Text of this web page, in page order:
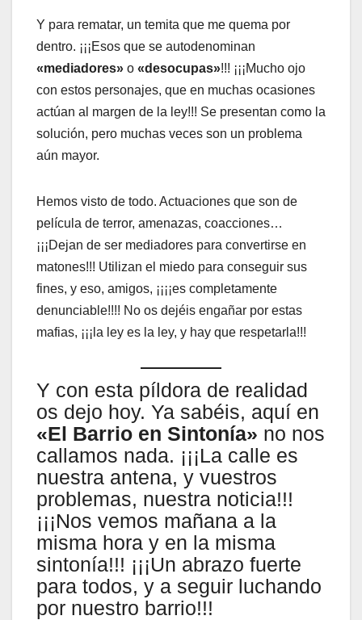
Y para rematar, un temita que me quema por
dentro. ¡¡¡Esos que se autodenominan
«mediadores» o «desocupas»!!! ¡¡¡Mucho ojo
con estos personajes, que en muchas ocasiones
actúan al margen de la ley!!! Se presentan como la
solución, pero muchas veces son un problema
aún mayor.
Hemos visto de todo. Actuaciones que son de
película de terror, amenazas, coacciones…
¡¡¡Dejan de ser mediadores para convertirse en
matones!!! Utilizan el miedo para conseguir sus
fines, y eso, amigos, ¡¡¡¡es completamente
denunciable!!!! No os dejéis engañar por estas
mafias, ¡¡¡la ley es la ley, y hay que respetarla!!!
Y con esta píldora de realidad
os dejo hoy. Ya sabéis, aquí en
«El Barrio en Sintonía» no nos
callamos nada. ¡¡¡La calle es
nuestra antena, y vuestros
problemas, nuestra noticia!!!
¡¡¡Nos vemos mañana a la
misma hora y en la misma
sintonía!!! ¡¡¡Un abrazo fuerte
para todos, y a seguir luchando
por nuestro barrio!!!